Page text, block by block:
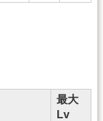
最大
Lv